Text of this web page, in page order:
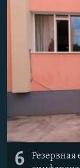
6
Резервная